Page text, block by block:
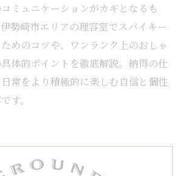
ミュニケーションがカギとなるも
勢崎市エリアの理容室でスパイキー
めのコツや、ワンランク上のおしゃ
体的ポイントを徹底解説。納得の仕
常をより積極的に楽しむ自信と個性
す。